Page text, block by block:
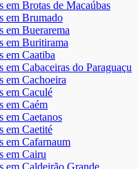
em Brotas de Macaúbas
em Brumado
em Buerarema
em Buritirama
em Caatiba
em Cabaceiras do Paraguaçu
em Cachoeira
em Caculé
em Caém
em Caetanos
em Caetité
em Cafarnaum
em Cairu